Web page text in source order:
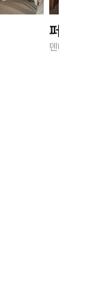
퍼브키
덴마크 감